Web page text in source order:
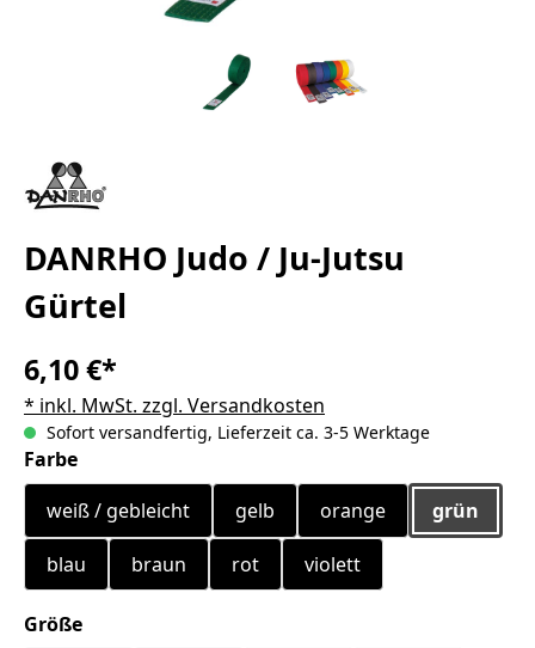
DANRHO Judo / Ju-Jutsu
Gürtel
6,10 €*
* inkl. MwSt. zzgl. Versandkosten
Sofort versandfertig, Lieferzeit ca. 3-5 Werktage
Farbeauswählen
weiß / gebleicht
gelb orange grün
blau braun rot violett
Größeauswählen